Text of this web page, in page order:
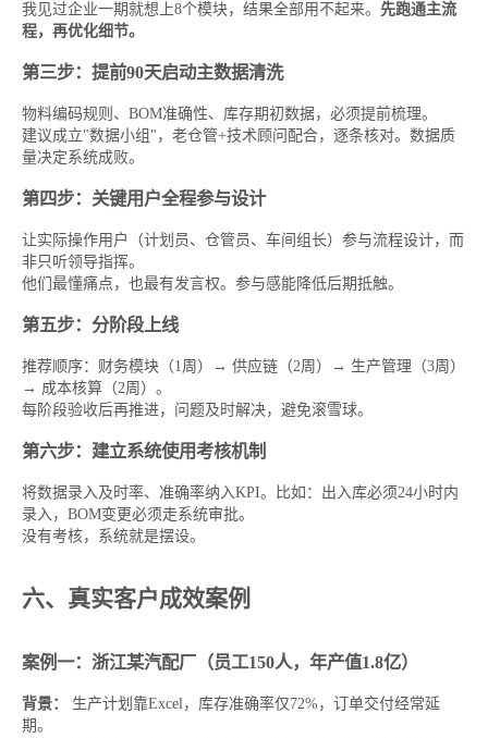
我见过企业一期就想上8个模块，结果全部用不起来。 先跑通主流
程，再优化细节。
第三步：提前90天启动主数据清洗
物料编码规则、BOM准确性、库存期初数据，必须提前梳理。
建议成立"数据小组"，老仓管+技术顾问配合，逐条核对。数据质
量决定系统成败。
第四步：关键用户全程参与设计
让实际操作用户（计划员、仓管员、车间组长）参与流程设计，而
非只听领导指挥。
他们最懂痛点，也最有发言权。参与感能降低后期抵触。
第五步：分阶段上线
推荐顺序：财务模块（1周）→ 供应链（2周）→ 生产管理（3周）
→ 成本核算（2周）。
每阶段验收后再推进，问题及时解决，避免滚雪球。
第六步：建立系统使用考核机制
将数据录入及时率、准确率纳入KPI。比如：出入库必须24小时内
录入，BOM变更必须走系统审批。
没有考核，系统就是摆设。
六、真实客户成效案例
案例一：浙江某汽配厂（员工150人，年产值1.8亿）
背景：
生产计划靠Excel，库存准确率仅72%，订单交付经常延
期。